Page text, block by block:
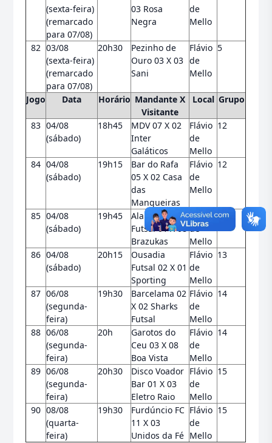
(sexta-feira)
(remarcado
para 07/08)
03 Rosa
Negra
de
Mello
82 03/08
(sexta-feira)
(remarcado
para 07/08)
20h30
Pezinho de
Ouro 03 X 03
Sani
Flávio
de
Mello
5
Jogo Data Horário Mandante X
Visitante
Local Grupo
83 04/08
(sábado)
18h45
MDV 07 X 02
Inter
Galáticos
Flávio
de
Mello
12
84 04/08
(sábado)
19h15
Bar do Rafa
05 X 02 Casa
das
Mangueiras
Flávio
de
Mello
12
85 04/08
(sábado)
19h45
Alameda
Futsal 01 X 08
Brazukas
Flávio
de
Mello
13
86 04/08
(sábado)
20h15
Ousadia
Futsal 02 X 01
Sporting
Flávio
de
Mello
13
87 06/08
(segunda-
feira)
19h30
Barcelama 02
X 02 Sharks
Futsal
Flávio
de
Mello
14
88 06/08
(segunda-
feira)
20h
Garotos do
Ceu 03 X 08
Boa Vista
Flávio
de
Mello
14
89 06/08
(segunda-
feira)
20h30
Disco Voador
Bar 01 X 03
Eletro Raio
Flávio
de
Mello
15
90 08/08
(quarta-
feira)
19h30
Furdúncio FC
11 X 03
Unidos da Fé
Flávio
de
Mello
15